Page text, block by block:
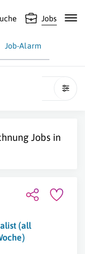
Jobs
Job-Alarm
Jobs in
(all